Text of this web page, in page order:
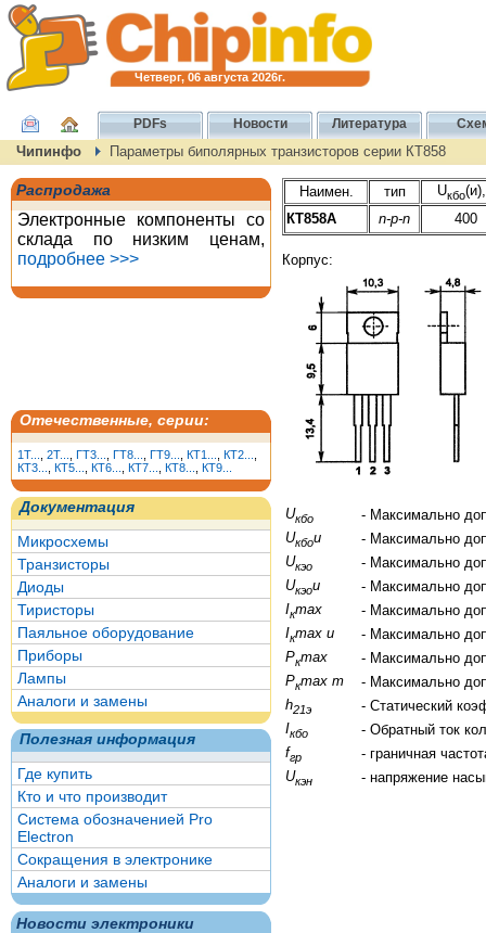
Четверг, 06 августа 2026г.
PDFs Новости Литература
Чипинфо Параметры биполярных транзисторов серии КТ858
Распродажа
Электронные компоненты со
склада по низким ценам,
подробнее >>>
Отечественные, серии:
1T... 2T... ГТ3... ГТ8... ГТ9... КТ1... КТ2...
КТ3...
КТ5... КТ6... КТ7... КТ8... КТ9...
Документация
Микросхемы
Транзисторы
Диоды
Тиристоры
Паяльное оборудование
Приборы
Лампы
Аналоги и замены
Полезная информация
Где купить
Кто и что производит
Система обозначенией Pro
Electron
Сокращения в электронике
Аналоги и замены
Новости электроники
Наимен. тип Uкбо
КТ858А
n-p-n 400
Корпус:
Uкбо
- Максимально
Uкбои
- Максимально
Uкэо
- Максимально
Uкэои
- Максимально
Iкmax
- Максимально
Iкmax и
- Максимально
Pкmax
- Максимально
Pкmax т
- Максимально
h21э
- Статический
Iкбо
- Обратный ток
fгр
- граничная
Uкэн - напряжение